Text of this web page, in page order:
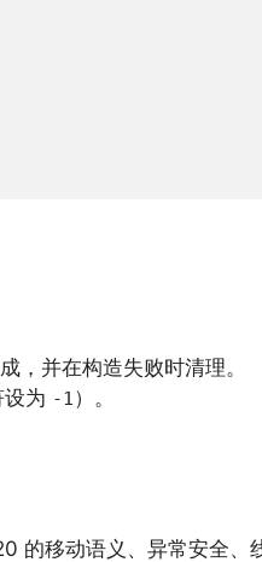
，并在构造失败时清理。
为 -1）。
的移动语义、异常安全、